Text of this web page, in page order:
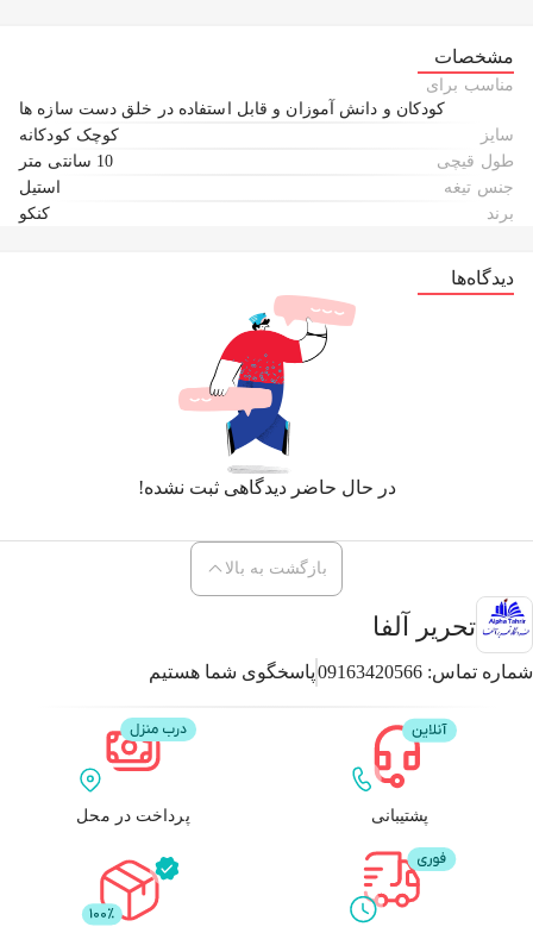
مشخصات
مناسب برای
کودکان و دانش آموزان و قابل استفاده در خلق دست سازه ها
سایز
کوچک کودکانه
طول قیچی
10 سانتی متر
جنس تیغه
استیل
برند
کنکو
دیدگاه‌ها
در حال حاضر دیدگاهی ثبت نشده!
تحریر آلفا
شماره تماس: 09163420566پاسخگوی شما هستیم
بازگشت به بالا
پشتیبانی پرداخت در محل